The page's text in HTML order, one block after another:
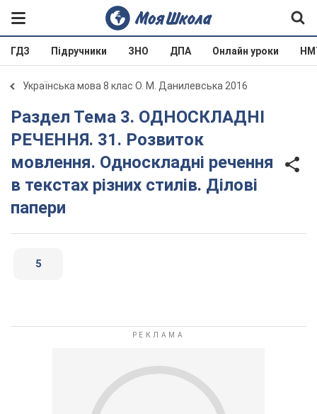
ГДЗ Підручники ЗНО ДПА Онлайн уроки
Українська мова 8 клас О. М. Данилевська 2016
Раздел Тема 3. ОДНОСКЛАДНІ
РЕЧЕННЯ. 31. Розвиток
мовлення. Односкладні речення
в текстах різних стилів. Ділові
папери
5